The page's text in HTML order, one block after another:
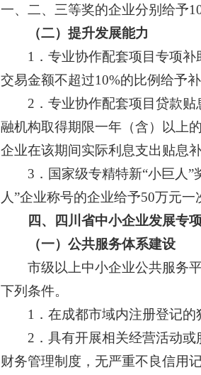
一、二、三等奖的企业分别给予
（二）提升发展能力
1．专业协作配套项目专项
交易金额不超过10%的比例给予
2．专业协作配套项目贷款
融机构取得期限一年（含）以上
企业在该期间实际利息支出贴息
3．国家级专精特新“小巨人
人”企业称号的企业给予50万元一
四、四川省中小企业发展专
（一）公共服务体系建设
市级以上中小企业公共服务平
下列条件。
1．在成都市域内注册登记
2．具有开展相关经营活动
财务管理制度，无严重不良信用